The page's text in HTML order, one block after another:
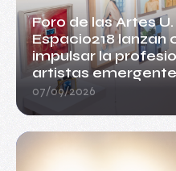
Foro de las Artes
Espacio218
impulsar la
artistas
07/09/2026